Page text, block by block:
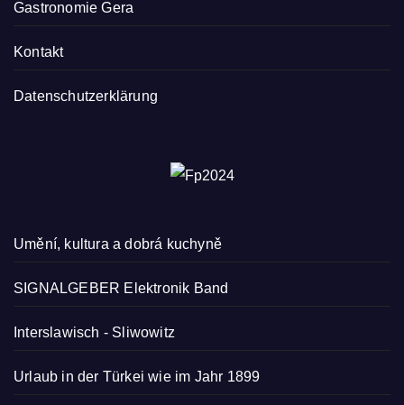
Gastronomie Gera
Kontakt
Datenschutzerklärung
Umění, kultura a dobrá kuchyně
SIGNALGEBER Elektronik Band
Interslawisch - Sliwowitz
Urlaub in der Türkei wie im Jahr 1899